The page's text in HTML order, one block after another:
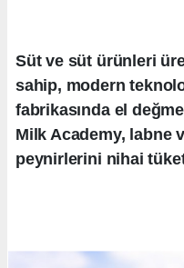
Süt ve süt ürünleri
sahip, modern
fabrikasında el
Milk Academy, labne
peynirlerini nihai